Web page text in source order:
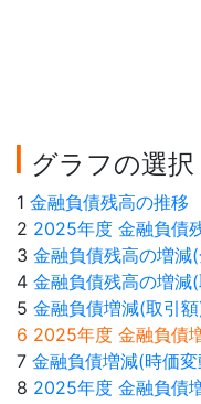
グラフの選択
1 金融負債残高の推移
2 2025年度 金融負債
3 金融負債残高の増減
4 金融負債残高の増減
5 金融負債増減(取引額
6 2025年度 金融負債
7 金融負債増減(時価変
8 2025年度 金融負債